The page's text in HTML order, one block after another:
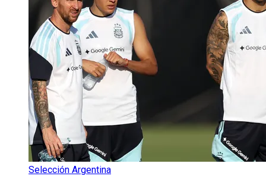
Selección Argentina